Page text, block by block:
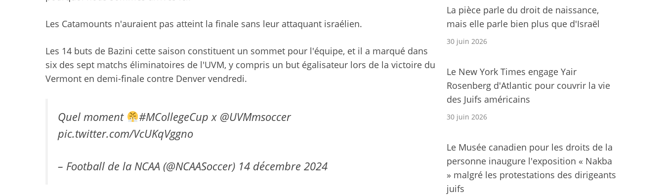
Les Catamounts n'auraient pas atteint la finale sans leur attaquant israélien.
Les 14 buts de Bazini cette saison constituent un sommet pour l'équipe, et il a marqué dans
six des sept matchs éliminatoires de l'UVM, y compris un but égalisateur lors de la victoire du
Vermont en demi-finale contre Denver vendredi.
Quel moment #MCollegeCup x @UVMmsoccer
pic.twitter.com/VcUKqVggno
– Football de la NCAA (@NCAASoccer) 14 décembre 2024
La pièce parle du droit de naissance,
mais elle parle bien plus que d'Israël
30 juin 2026
Le New York Times engage Yair
Rosenberg d'Atlantic pour couvrir la vie
des Juifs américains
30 juin 2026
Le Musée canadien pour les droits de la
personne inaugure l'exposition « Nakba
» malgré les protestations des dirigeants
juifs